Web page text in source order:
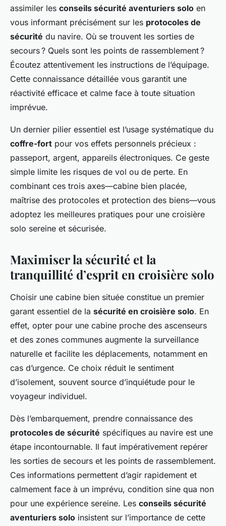
assimiler les conseils sécurité aventuriers solo en
vous informant précisément sur les protocoles de
sécurité du navire. Où se trouvent les sorties de
secours ? Quels sont les points de rassemblement ?
Écoutez attentivement les instructions de l’équipage.
Cette connaissance détaillée vous garantit une
réactivité efficace et calme face à toute situation
imprévue.
Un dernier pilier essentiel est l’usage systématique du
coffre-fort pour vos effets personnels précieux :
passeport, argent, appareils électroniques. Ce geste
simple limite les risques de vol ou de perte. En
combinant ces trois axes—cabine bien placée,
maîtrise des protocoles et protection des biens—vous
adoptez les meilleures pratiques pour une croisière
solo sereine et sécurisée.
Maximiser la sécurité et la
tranquillité d’esprit en croisière solo
Choisir une cabine bien située constitue un premier
garant essentiel de la sécurité en croisière solo. En
effet, opter pour une cabine proche des ascenseurs
et des zones communes augmente la surveillance
naturelle et facilite les déplacements, notamment en
cas d’urgence. Ce choix réduit le sentiment
d’isolement, souvent source d’inquiétude pour le
voyageur individuel.
Dès l’embarquement, prendre connaissance des
protocoles de sécurité spécifiques au navire est une
étape incontournable. Il faut impérativement repérer
les sorties de secours et les points de rassemblement.
Ces informations permettent d’agir rapidement et
calmement face à un imprévu, condition sine qua non
pour une expérience sereine. Les conseils sécurité
aventuriers solo insistent sur l’importance de cette